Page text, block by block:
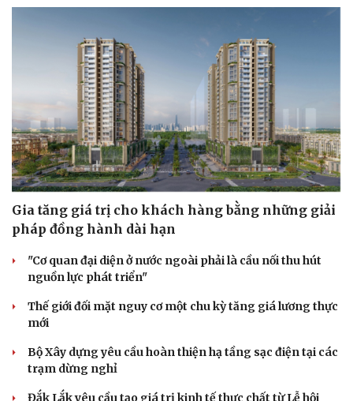
Ăn sạch sống khỏe
Gia tăng giá trị cho khách hàng bằng những giải
pháp đồng hành dài hạn
"Cơ quan đại diện ở nước ngoài phải là cầu nối thu hút
nguồn lực phát triển"
Thế giới đối mặt nguy cơ một chu kỳ tăng giá lương thực
mới
Bộ Xây dựng yêu cầu hoàn thiện hạ tầng sạc điện tại các
trạm dừng nghỉ
Đắk Lắk yêu cầu tạo giá trị kinh tế thực chất từ Lễ hội